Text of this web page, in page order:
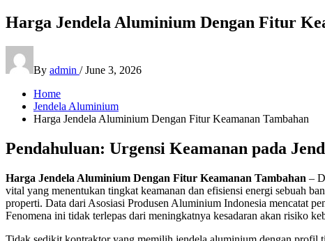
Harga Jendela Aluminium Dengan Fitur
By admin /June 3, 2026
Home
Jendela Aluminium
Harga Jendela Aluminium Dengan Fitur Keamanan Tambahan
Pendahuluan: Urgensi Keamanan pada
Harga Jendela Aluminium Dengan Fitur Keamanan Tambahan –
vital yang menentukan tingkat keamanan dan efisiensi energi sebuah
properti. Data dari Asosiasi Produsen Aluminium Indonesia mencatat
Fenomena ini tidak terlepas dari meningkatnya kesadaran akan risiko